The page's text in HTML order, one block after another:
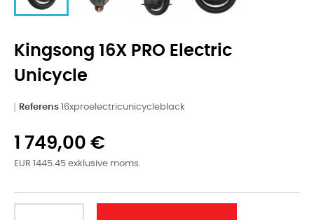
Kingsong 16X PRO Electric
Unicycle
Referens 16xproelectricunicycleblack
1 749,00 €
EUR 1445.45 exklusive moms.